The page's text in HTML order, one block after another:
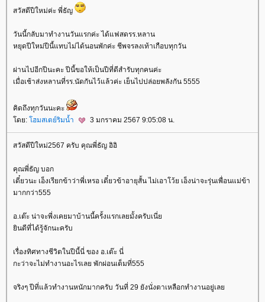
สวัสดีปีใหม่ค่ะ พี่ธัญ
วันนี้กลับมาทำงานวันแรกค่ะ ได้แฟสดรร.หลาน
หยุดปีใหม่ปีนี้แทบไม่ได้นอนพักค่ะ ชีพจรลงเท้าเกือบทุกวัน
ผ่านไปอีกปีนะคะ ปีนี้ขอให้เป็นปีที่ดีสำรับทุกคนค่ะ
เมื่อเช้าส่งหลานที่รร.นัดกันไว้แล้วค่ะ เย็นไปปล่อยพลังกัน 5555
คิดถึงทุกวันนะคะ
ดย: ฮมสเตย์ริมน้ำ 3 มกราคม 2567 9:05:08 น.
สวัสดีปีใหม่2567 ครับ คุณพี่ธัญ อิอิ
คุณพี่ธัญ บอก
เดี๋ยวนะ เอ็งเรียกข้าว่าพี่เหรอ เดี๋ยวข้าอายุสั้น ไม่เอาโว้ย เอ็งน่าจะรุ่นเพื่อนแม่ข้า
มากกว่า555
อ.เต๊ะ น่าจะพี่งเคยมาบ้านนี้ครั้งแรกเลยมั้งครับเนี่
ินดีที่ได้รู้จักนะครับ
เรื่องทิศทางชีวิตในปีนี้นี่ ของ อ.เต๊ะ นี่
กะว่าจะไม่ทำงานอะไรเลย พักผ่อนเต็มที่555
จริงๆ ปีที่แล้วทำงานหนักมากครับ วันที่ 29 ยังนั่งตาเหลือกทำงานอยู่เล